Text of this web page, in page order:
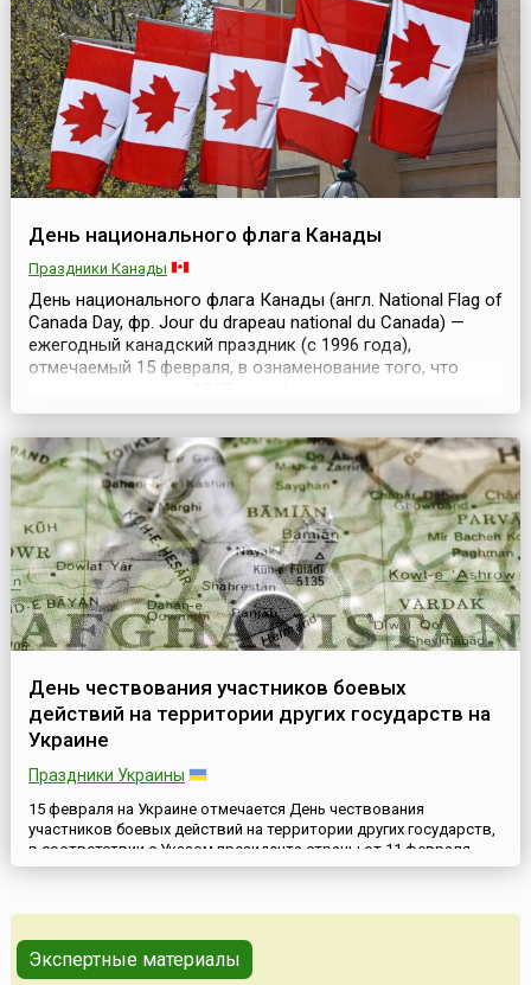
ига под руководством Карагеоргия (Георгия Петровича).
Хотя оно и не верн...
День национального флага Канады
Праздники Канады
День национального флага Канады (англ. National Flag of
Canada Day, фр. Jour du drapeau national du Canada) —
ежегодный канадский праздник (с 1996 года),
отмечаемый 15 февраля, в ознаменование того, что
листом был поднят впервые.Как видим, кленовый лист, с
которым Канада ассоциируется, наверное, у
большинства жителей Земли, обосновался на ка...
День чествования участников боевых
действий на территории других государств на
Украине
Праздники Украины
15 февраля на Украине отмечается День чествования
участников боевых действий на территории других государств,
в соответствии с Указом президента страны от 11 февраля
2004 года. Этот день приурочен к годовщине вывода советских
до 1989 год и стала для СССР самым жестоким и
Отечественной в...
Экспертные материалы